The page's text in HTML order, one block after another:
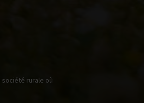
rurale où